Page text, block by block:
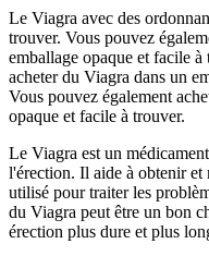
Le Viagra avec des
trouver. Vous pouvez
emballage opaque et facile
acheter du Viagra dans un
Vous pouvez également
opaque et facile à trouver.
Le Viagra est un
l'érection. Il aide à obtenir et
utilisé pour traiter les
du Viagra peut être un bon
érection plus dure et plus